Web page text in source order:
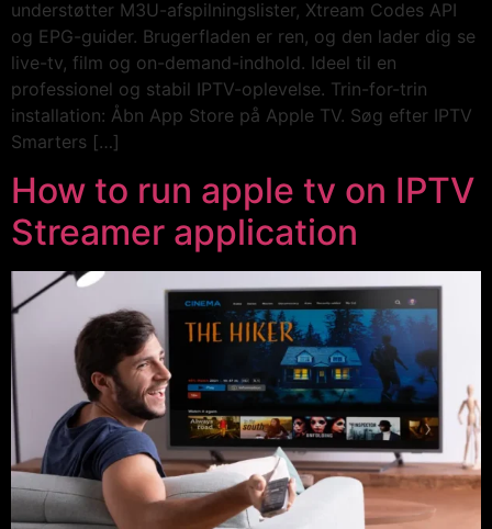
understøtter M3U-afspilningslister, Xtream Codes API
og EPG-guider. Brugerfladen er ren, og den lader dig se
live-tv, film og on-demand-indhold. Ideel til en
professionel og stabil IPTV-oplevelse. Trin-for-trin
installation: Åbn App Store på Apple TV. Søg efter IPTV
Smarters […]
How to run apple tv on IPTV
Streamer application